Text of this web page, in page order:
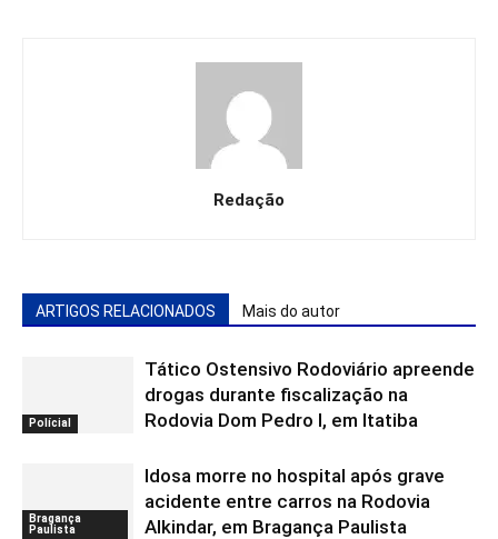
Redação
ARTIGOS RELACIONADOS Mais do autor
Polícial
Tático Ostensivo Rodoviário apreende
drogas durante fiscalização na
Rodovia Dom Pedro I, em Itatiba
Bragança
Paulista
Idosa morre no hospital após grave
acidente entre carros na Rodovia
Alkindar, em Bragança Paulista